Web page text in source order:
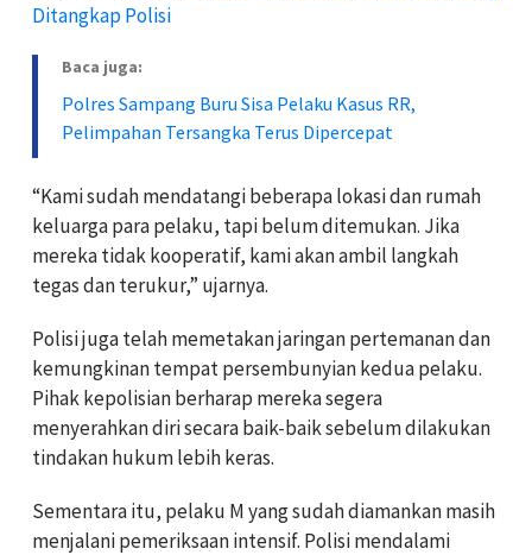
Ditangkap Polisi
Baca juga:
Polres Sampang Buru Sisa Pelaku Kasus RR,
Pelimpahan Tersangka Terus Dipercepat
“Kami sudah mendatangi beberapa lokasi dan rumah
keluarga para pelaku, tapi belum ditemukan. Jika
mereka tidak kooperatif, kami akan ambil langkah
tegas dan terukur,” ujarnya.
Polisi juga telah memetakan jaringan pertemanan dan
kemungkinan tempat persembunyian kedua pelaku.
Pihak kepolisian berharap mereka segera
menyerahkan diri secara baik-baik sebelum dilakukan
tindakan hukum lebih keras.
Sementara itu, pelaku M yang sudah diamankan masih
menjalani pemeriksaan intensif. Polisi mendalami